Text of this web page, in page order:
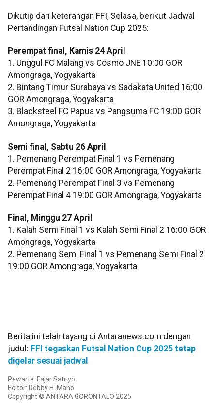
Dikutip dari keterangan FFI, Selasa, berikut Jadwal
Pertandingan Futsal Nation Cup 2025:
Perempat final, Kamis 24 April
1. Unggul FC Malang vs Cosmo JNE 10:00 GOR
Amongraga, Yogyakarta
2. Bintang Timur Surabaya vs Sadakata United 16:00
GOR Amongraga, Yogyakarta
3. Blacksteel FC Papua vs Pangsuma FC 19:00 GOR
Amongraga, Yogyakarta
Semi final, Sabtu 26 April
1. Pemenang Perempat Final 1 vs Pemenang
Perempat Final 2 16:00 GOR Amongraga, Yogyakarta
2. Pemenang Perempat Final 3 vs Pemenang
Perempat Final 4 19:00 GOR Amongraga, Yogyakarta
Final, Minggu 27 April
1. Kalah Semi Final 1 vs Kalah Semi Final 2 16:00 GOR
Amongraga, Yogyakarta
2. Pemenang Semi Final 1 vs Pemenang Semi Final 2
19:00 GOR Amongraga, Yogyakarta
Berita ini telah tayang di Antaranews.com dengan
judul: FFI tegaskan Futsal Nation Cup 2025 tetap
digelar sesuai jadwal
Pewarta: Fajar Satriyo
Editor: Debby H. Mano
Copyright © ANTARA GORONTALO 2025